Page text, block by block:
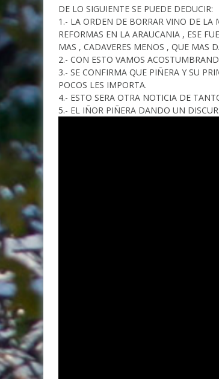
DE LO SIGUIENTE SE PUEDE DEDUCIR:
1.- LA ORDEN DE BORRAR VINO DE
REFORMAS EN LA ARAUCANIA , ESE
MAS , CADAVERES MENOS , QUE MAS
2.- CON ESTO VAMOS
3.- SE CONFIRMA QUE PIÑERA Y SU
POCOS LES IMPORTA.
4.- ESTO SERA OTRA NOTICIA DE
5.- EL IÑOR PIÑERA DANDO UN